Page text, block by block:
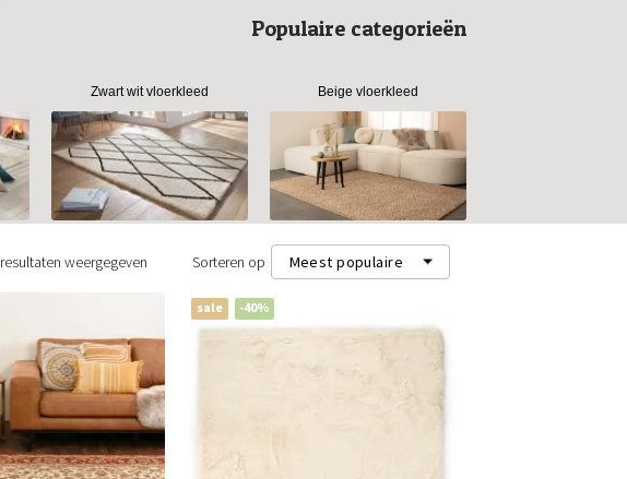
Zwart wit vloerkleed Beige vloerkleed
Populaire categorieën
resultaten weergegeven Sorteren op Meest populaire
Nieuwste
Laagste prijs (m²)
sale -40%